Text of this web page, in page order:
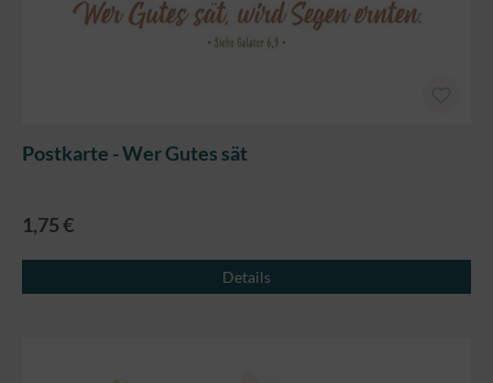
Postkarte - Wer Gutes sät
1,75 €
Details